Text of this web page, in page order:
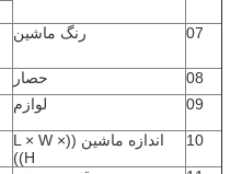
07
رنگ ماشین
08
حصار
09
لوازم
10
اندازه ماشین ((L × W ×
H))